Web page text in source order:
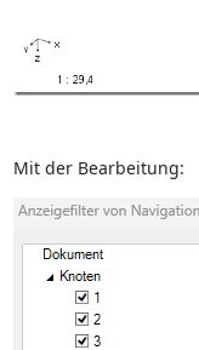
Mit der Bearbeitung: